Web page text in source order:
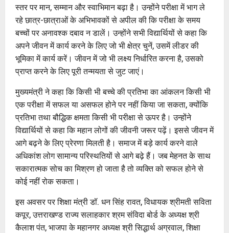
स्तर पर मान, सम्मान और स्वाभिमान बढ़ा है। उन्होंने परीक्षा में भाग ले
रहे छात्र-छात्राओं के अभिभावकों से अपील की कि परीक्षा के समय
बच्चों पर अनावश्क दबाव न डालें। उन्होंने सभी विद्यार्थियों से कहा कि
अपने जीवन में कार्य करने के लिए जो भी क्षेत्र चुनें, उसमें लीडर की
भूमिका में कार्य करें। जीवन में जो भी लक्ष्य निर्धारित करना है, उसको
प्राप्त करने के लिए पूरी तन्मयता से जुट जाएं।
मुख्यमंत्री ने कहा कि किसी भी बच्चे की प्रतिभा का आंकलन किसी भी
एक परीक्षा में सफल या असफल होने पर नहीं किया जा सकता, क्योंकि
प्रतिभा तथा बौद्धिक क्षमता किसी भी परीक्षा से ऊपर है। उन्होंने
विद्यार्थियों से कहा कि महान लोगों की जीवनी जरूर पढ़ें। इससे जीवन में
आगे बढ़ने के लिए प्रेरणा मिलती है। समाज में बड़े कार्य करने वाले
अधिकांश लोग सामान्य परिस्थतियों से आगे बढ़े हैं। जब मेहनत के साथ
सकारात्मक सोच का मिश्रण हो जाता है तो व्यक्ति को सफल होने से
कोई नहीं रोक सकता।
इस अवसर पर शिक्षा मंत्री डॉ. धन सिंह रावत, विधायक श्रीमती सविता
कपूर, उत्तराखण्ड राज्य सलाहकार श्रम संविदा बोर्ड के अध्यक्ष श्री
कैलाश पंत, भाजपा के महानगर अध्यक्ष श्री सिद्धार्थ अग्रवाल, शिक्षा